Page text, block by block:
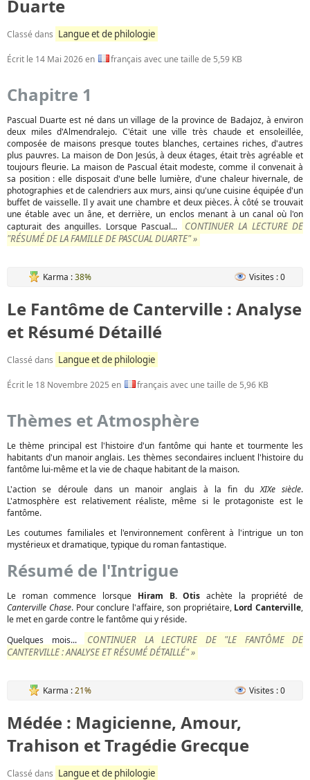
Duarte
Classé dans Langue et de philologie
Écrit le 14 Mai 2026en français avec une taille de 5,59 KB
Chapitre 1
Pascual Duarte est né dans un village de la province de Badajoz, à environ
deux miles d'Almendralejo. C'était une ville très chaude et ensoleillée,
composée de maisons presque toutes blanches, certaines riches, d'autres
plus pauvres. La maison de Don Jesús, à deux étages, était très agréable et
toujours fleurie. La maison de Pascual était modeste, comme il convenait à
sa position : elle disposait d'une belle lumière, d'une chaleur hivernale, de
photographies et de calendriers aux murs, ainsi qu'une cuisine équipée d'un
buffet de vaisselle. Il y avait une chambre et deux pièces. À côté se trouvait
une étable avec un âne, et derrière, un enclos menant à un canal où l'on
capturait des anguilles. Lorsque Pascual...
CONTINUER LA LECTURE DE
"RÉSUMÉ DE LA FAMILLE DE PASCUAL DUARTE" »
Karma :38% Visites : 0
Le Fantôme de Canterville : Analyse
et Résumé Détaillé
Classé dans Langue et de philologie
Écrit le 18 Novembre 2025 en français avec une taille de 5,96 KB
Thèmes et Atmosphère
Le thème principal est l'histoire d'un fantôme qui hante et tourmente les
habitants d'un manoir anglais. Les thèmes secondaires incluent l'histoire du
fantôme lui-même et la vie de chaque habitant de la maison.
L'action se déroule dans un manoir anglais à la fin duXIXe siècle.
L'atmosphère est relativement réaliste, même si le protagoniste est le
fantôme.
Les coutumes familiales et l'environnement confèrent à l'intrigue un ton
mystérieux et dramatique, typique du roman fantastique.
Résumé de l'Intrigue
Le roman commence lorsque Hiram B. Otis achète la propriété de
Canterville Chase. Pour conclure l'affaire, son propriétaire, Lord Canterville,
le met en garde contre le fantôme qui y réside.
Quelques mois...
CONTINUER LA LECTURE DE "LE FANTÔME DE
CANTERVILLE : ANALYSE ET RÉSUMÉ DÉTAILLÉ" »
Karma :21% Visites : 0
Médée : Magicienne, Amour,
Trahison et Tragédie Grecque
Classé dans Langue et de philologie